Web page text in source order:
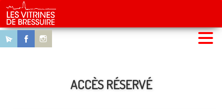
MENU
ACCÈS RÉSERVÉ